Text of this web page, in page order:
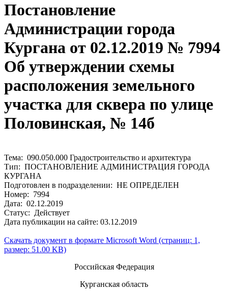
Постановление
Администрации города
Кургана от 02.12.2019 № 7994
Об утверждении схемы
расположения земельного
участка для сквера по улице
Половинская, № 14б
Тема: 090.050.000 Градостроительство и архитектура
Тип: ПОСТАНОВЛЕНИЕ АДМИНИСТРАЦИЯ ГОРОДА
КУРГАНА
Подготовлен в подразделении: НЕ ОПРЕДЕЛЕН
Номер: 7994
Дата: 02.12.2019
Статус: Действует
Дата публикации на сайте: 03.12.2019
Скачать документ в формате Microsoft Word (страниц: 1,
размер: 51.00 KB)
Российская Федерация
Курганская область